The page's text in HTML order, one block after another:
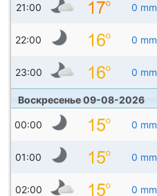
21:00 0 mm
22:00 0 mm
23:00 0 mm
Воскресенье 09-08-2026
00:00 0 mm
01:00 0 mm
02:00 0 mm